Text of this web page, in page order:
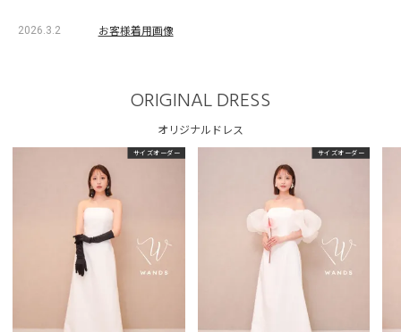
2026.3.2 お客様着用画像
ORIGINAL DRESS
オリジナルドレス
サイズオーダー サイズオーダー